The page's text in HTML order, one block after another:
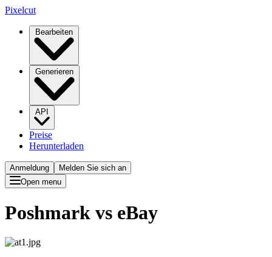
Pixelcut
Bearbeiten
Generieren
API
Preise
Herunterladen
Anmeldung
Melden Sie sich an
Open menu
Poshmark vs eBay